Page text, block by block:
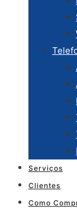
Serviços
Clientes
Como